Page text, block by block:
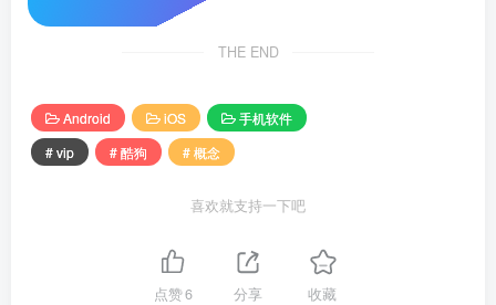
THE END
Android iOS
手机软件
# vip
# 酷狗 # 概念
喜欢就支持一下吧
点赞6 分享 收藏